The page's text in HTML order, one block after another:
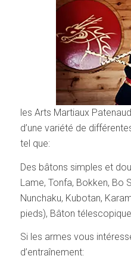
les Arts Martiaux
d’une variété de
tel que:
Des bâtons simples et
Lame, Tonfa, Bokken, Bo
Nunchaku, Kubotan,
pieds), Bâton télescopique.
Si les armes vous
d’entraînement: